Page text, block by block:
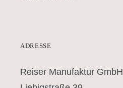
ADRESSE
Reiser Manufaktur GmbH